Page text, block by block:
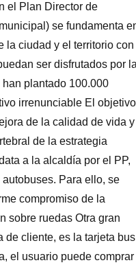
el Plan Director de
se fundamenta
la ciudad y el territorio con
ser disfrutados por la
plantado 100.000
irrenunciable El objetivo
de la calidad de vida y
de la estrategia
a la alcaldía por el PP,
Para ello, se
compromiso de la
sobre ruedas Otra gran
de cliente, es la tarjeta bus
el usuario puede comprar